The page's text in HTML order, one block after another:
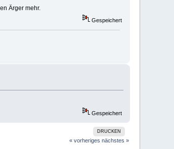
Ärger mehr.
Gespeichert
Gespeichert
DRUCKEN
« vorheriges nächstes »